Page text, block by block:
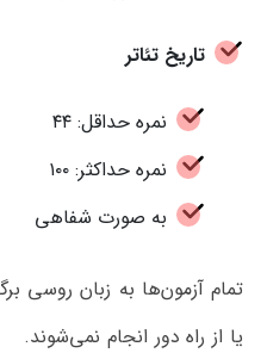
تاریخ تئاتر
نمره حداقل: ۴۴
نمره حداکثر: ۱۰۰
به صورت شفاهی
تمام آزمون‌ها به زبان روسی
یا از راه دور انجام نمی‌شوند.